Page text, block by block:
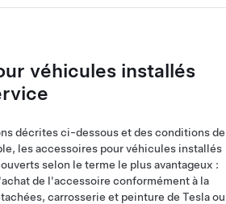
véhicules installés
décrites ci-dessous et des conditions de
les accessoires pour véhicules installés
selon le terme le plus avantageux :
de l'accessoire conformément à la
carrosserie et peinture de Tesla ou